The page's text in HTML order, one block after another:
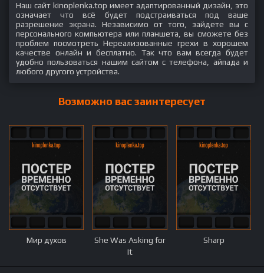
Наш сайт kinoplenka.top имеет адаптированный дизайн, это
означает что всё будет подстраиваться под ваше
разрешение экрана. Независимо от того, зайдете вы с
персонального компьютера или планшета, вы сможете без
проблем посмотреть Нереализованные грехи в хорошем
качестве онлайн и бесплатно. Так что вам всегда будет
удобно пользоваться нашим сайтом с телефона, айпада и
любого другого устройства.
Возможно вас заинтересует
Мир духов
She Was Asking for
It
Sharp